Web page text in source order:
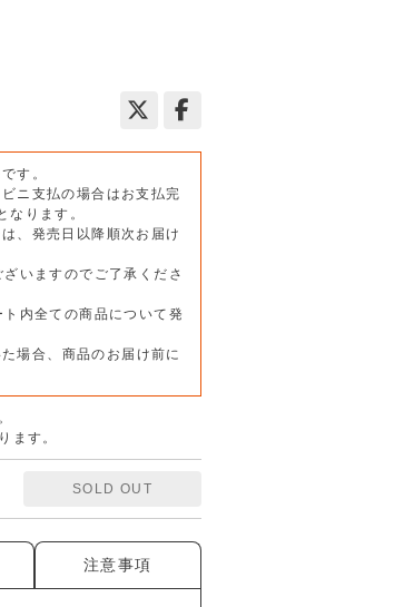
す。
ニ支払の場合はお支払完
なります。
、発売日以降順次お届け
いますのでご了承くださ
内全ての商品について発
場合、商品のお届け前に
ます。
SOLD OUT
注意事項